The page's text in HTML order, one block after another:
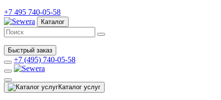
+7 495 740-05-58
Каталог
Быстрый заказ
+7 (495) 740-05-58
Каталог услуг